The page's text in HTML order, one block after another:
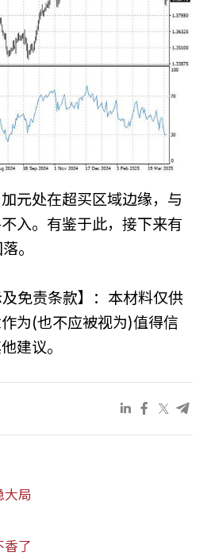
元处在超买区域边缘，与
入。有鉴于此，接下来有
。
及免责条款】：本材料仅供
为(也不应被视为)值得信
建议。
大局
香了